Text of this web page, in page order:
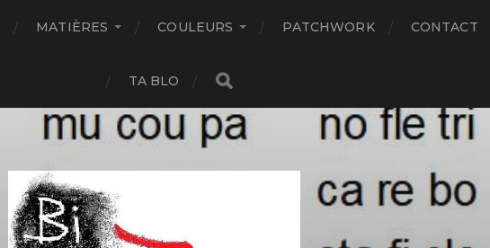
MATIÈRES COULEURS PATCHWORK CONTACT
TA BLO